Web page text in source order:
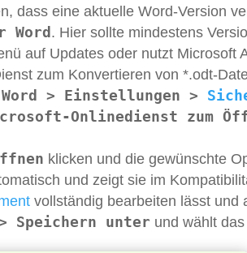
dass eine aktuelle Word-Version
Word . Hier sollte mindestens
auf Updates oder nutzt Microsoft
zum Konvertieren von *.odt-
Word > Einstellungen >
Onlinedienst zum
klicken und die gewünschte
und zeigt sie im
vollständig bearbeiten lässt und
Speichern unter und wählt